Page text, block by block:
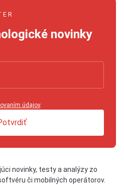
novinky
údajov.
novinky, testy a analýzy zo
či mobilných operátorov.